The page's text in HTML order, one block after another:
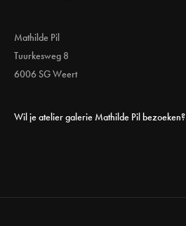
Mathilde Pil
Tuurkesweg 8
6006 SG Weert
Wil je atelier galerie Mathilde Pil bezoeken?